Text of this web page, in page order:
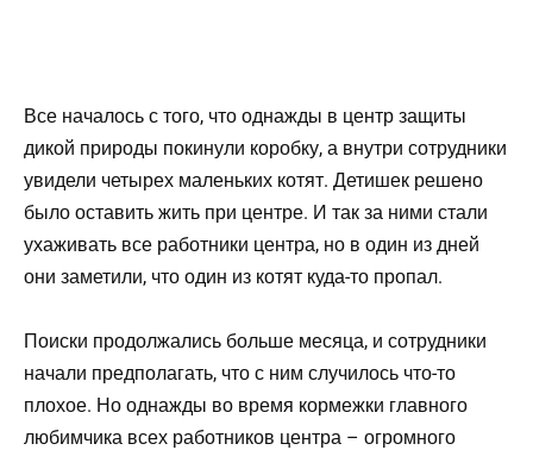
Все началось с того, что однажды в центр защиты
дикой природы покинули коробку, а внутри сотрудники
увидели четырех маленьких котят. Детишек решено
было оставить жить при центре. И так за ними стали
ухаживать все работники центра, но в один из дней
они заметили, что один из котят куда-то пропал.
Поиски продолжались больше месяца, и сотрудники
начали предполагать, что с ним случилось что-то
плохое. Но однажды во время кормежки главного
любимчика всех работников центра – огромного